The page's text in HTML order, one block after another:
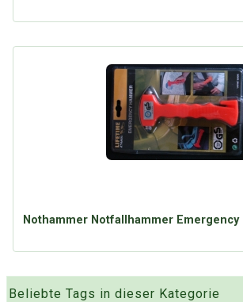
Google
Nothammer Notfallhammer Emergency
Beliebte Tags in dieser Kategorie